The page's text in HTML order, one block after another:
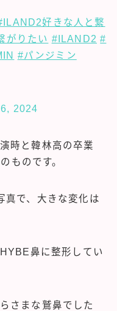
好きな人と繋
がりたい #ILAND2 #
#パンジミン
2024
時と韓林高の卒業
ものです。
真で、大きな変化は
鼻に整形してい
さまな鷲鼻でした